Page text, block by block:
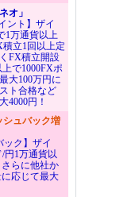
オ」
ント】ザイ
1万通貨以上
立1回以上定
FX積立開設
で1000FXポ
大100万円に
ト合格など
4000円！
シュバック増
ック】ザイ
円1万通貨以
らに他社か
応じて最大